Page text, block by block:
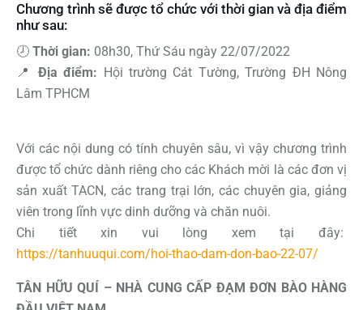
Chương trình sẽ được tổ chức với thời gian và địa điểm
như sau:
🕗 Thời gian: 08h30, Thứ Sáu ngày 22/07/2022
📍 Địa điểm: Hội trường Cát Tường, Trường ĐH Nông
Lâm TPHCM
Với các nội dung có tính chuyên sâu, vì vậy chương trình
được tổ chức dành riêng cho các Khách mời là các đơn vị
sản xuất TACN, các trang trại lớn, các chuyên gia, giảng
viên trong lĩnh vực dinh dưỡng và chăn nuôi.
Chi tiết xin vui lòng xem tại đây:
https://tanhuuqui.com/hoi-thao-dam-don-bao-22-07/
TÂN HỮU QUÍ – NHÀ CUNG CẤP ĐẠM ĐƠN BÀO HÀNG